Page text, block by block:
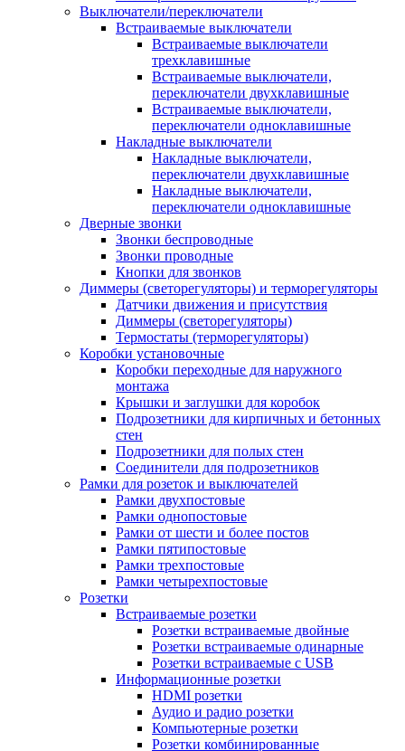
Выключатели/переключатели
Встраиваемые выключатели
Встраиваемые выключатели
трехклавишные
Встраиваемые выключатели,
переключатели двухклавишные
Встраиваемые выключатели,
переключатели одноклавишные
Накладные выключатели
Накладные выключатели,
переключатели двухклавишные
Накладные выключатели,
переключатели одноклавишные
Дверные звонки
Звонки беспроводные
Звонки проводные
Кнопки для звонков
Диммеры (светорегуляторы) и терморегуляторы
Датчики движения и присутствия
Диммеры (светорегуляторы)
Термостаты (терморегуляторы)
Коробки установочные
Коробки переходные для наружного
монтажа
Крышки и заглушки для коробок
Подрозетники для кирпичных и бетонных
стен
Подрозетники для полых стен
Соединители для подрозетников
Рамки для розеток и выключателей
Рамки двухпостовые
Рамки однопостовые
Рамки от шести и более постов
Рамки пятипостовые
Рамки трехпостовые
Рамки четырехпостовые
Розетки
Встраиваемые розетки
Розетки встраиваемые двойные
Розетки встраиваемые одинарные
Розетки встраиваемые с USB
Информационные розетки
HDMI розетки
Аудио и радио розетки
Компьютерные розетки
Розетки комбинированные